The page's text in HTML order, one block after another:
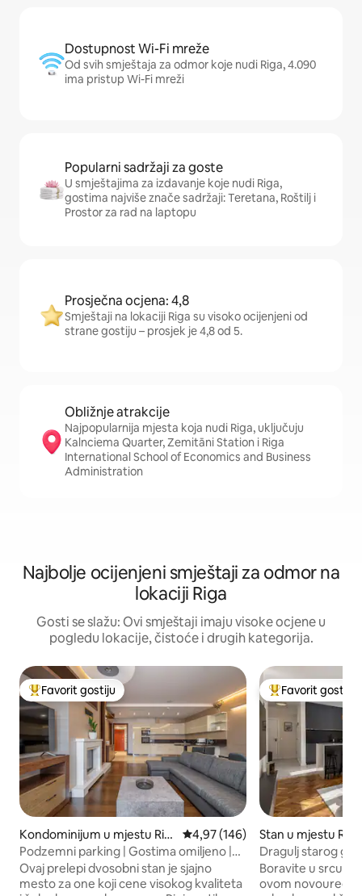
Dostupnost Wi-Fi mreže
Od svih smještaja za odmor koje nudi Riga, 4.090
ima pristup Wi-Fi mreži
Popularni sadržaji za goste
U smještajima za izdavanje koje nudi Riga,
gostima najviše znače sadržaji: Teretana, Roštilj i
Prostor za rad na laptopu
Prosječna ocjena: 4,8
Smještaji na lokaciji Riga su visoko ocijenjeni od
strane gostiju – prosjek je 4,8 od 5.
Obližnje atrakcije
Najpopularnija mjesta koja nudi Riga, uključuju
Kalnciema Quarter, Zemitāni Station i Riga
International School of Economics and Business
Administration
Najbolje ocijenjeni smještaji za odmor na
lokaciji Riga
Gosti se slažu: Ovi smještaji imaju visoke ocjene u
pogledu lokacije, čistoće i drugih kategorija.
Glavni favorit gostiju
Favorit gostiju
Kondominijum u mjestu Rig
a
prosječna ocjena 4,97 od 5,
4,97 (146)
Podzemni parking | Gostima omiljeno |
125 m2!
Ovaj prelepi dvosobni stan je sjajno
mesto za one koji cene visokog kvaliteta
Glavni favorit
Favorit gostiju
Stan u mjestu Riga
Dragulj starog
Svetog Petra |
bračni krevet
Boravite u srcu
ovom